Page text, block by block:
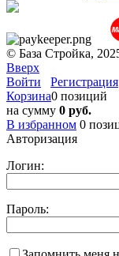
© База Стройка,
Вверх
Войти
Регистрация
Корзина0 позиций
на сумму 0 руб.
В избранном 0
Авторизация
Логин:
Пароль: